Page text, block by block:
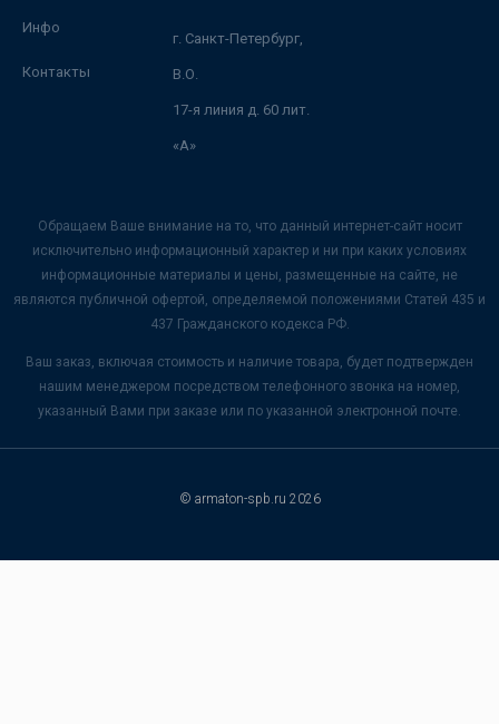
Инфо
Контакты
г. Санкт-Петербург,
В.О.
17-я линия д. 60 лит.
«А»
Обращаем Ваше внимание на то, что данный интернет-сайт носит
исключительно информационный характер и ни при каких условиях
информационные материалы и цены, размещенные на сайте, не
являются публичной офертой, определяемой положениями Статей 435 и
437 Гражданского кодекса РФ.
Ваш заказ, включая стоимость и наличие товара, будет подтвержден
нашим менеджером посредством телефонного звонка на номер,
указанный Вами при заказе или по указанной электронной почте.
© armaton-spb.ru 2026